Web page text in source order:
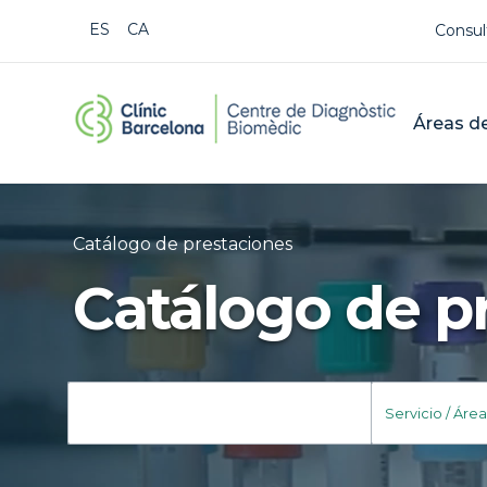
ESPAÑOL
CATALÀ
Áreas
Buscar
Catálogo de prestaciones
Catálogo de